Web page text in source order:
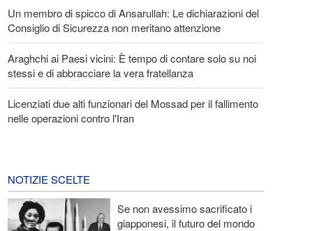
Un membro di spicco di Ansarullah: Le dichiarazioni del
Consiglio di Sicurezza non meritano attenzione
Araghchi ai Paesi vicini: È tempo di contare solo su noi
stessi e di abbracciare la vera fratellanza
Licenziati due alti funzionari del Mossad per il fallimento
nelle operazioni contro l'Iran
NOTIZIE SCELTE
Se non avessimo sacrificato i
giapponesi, il futuro del mondo